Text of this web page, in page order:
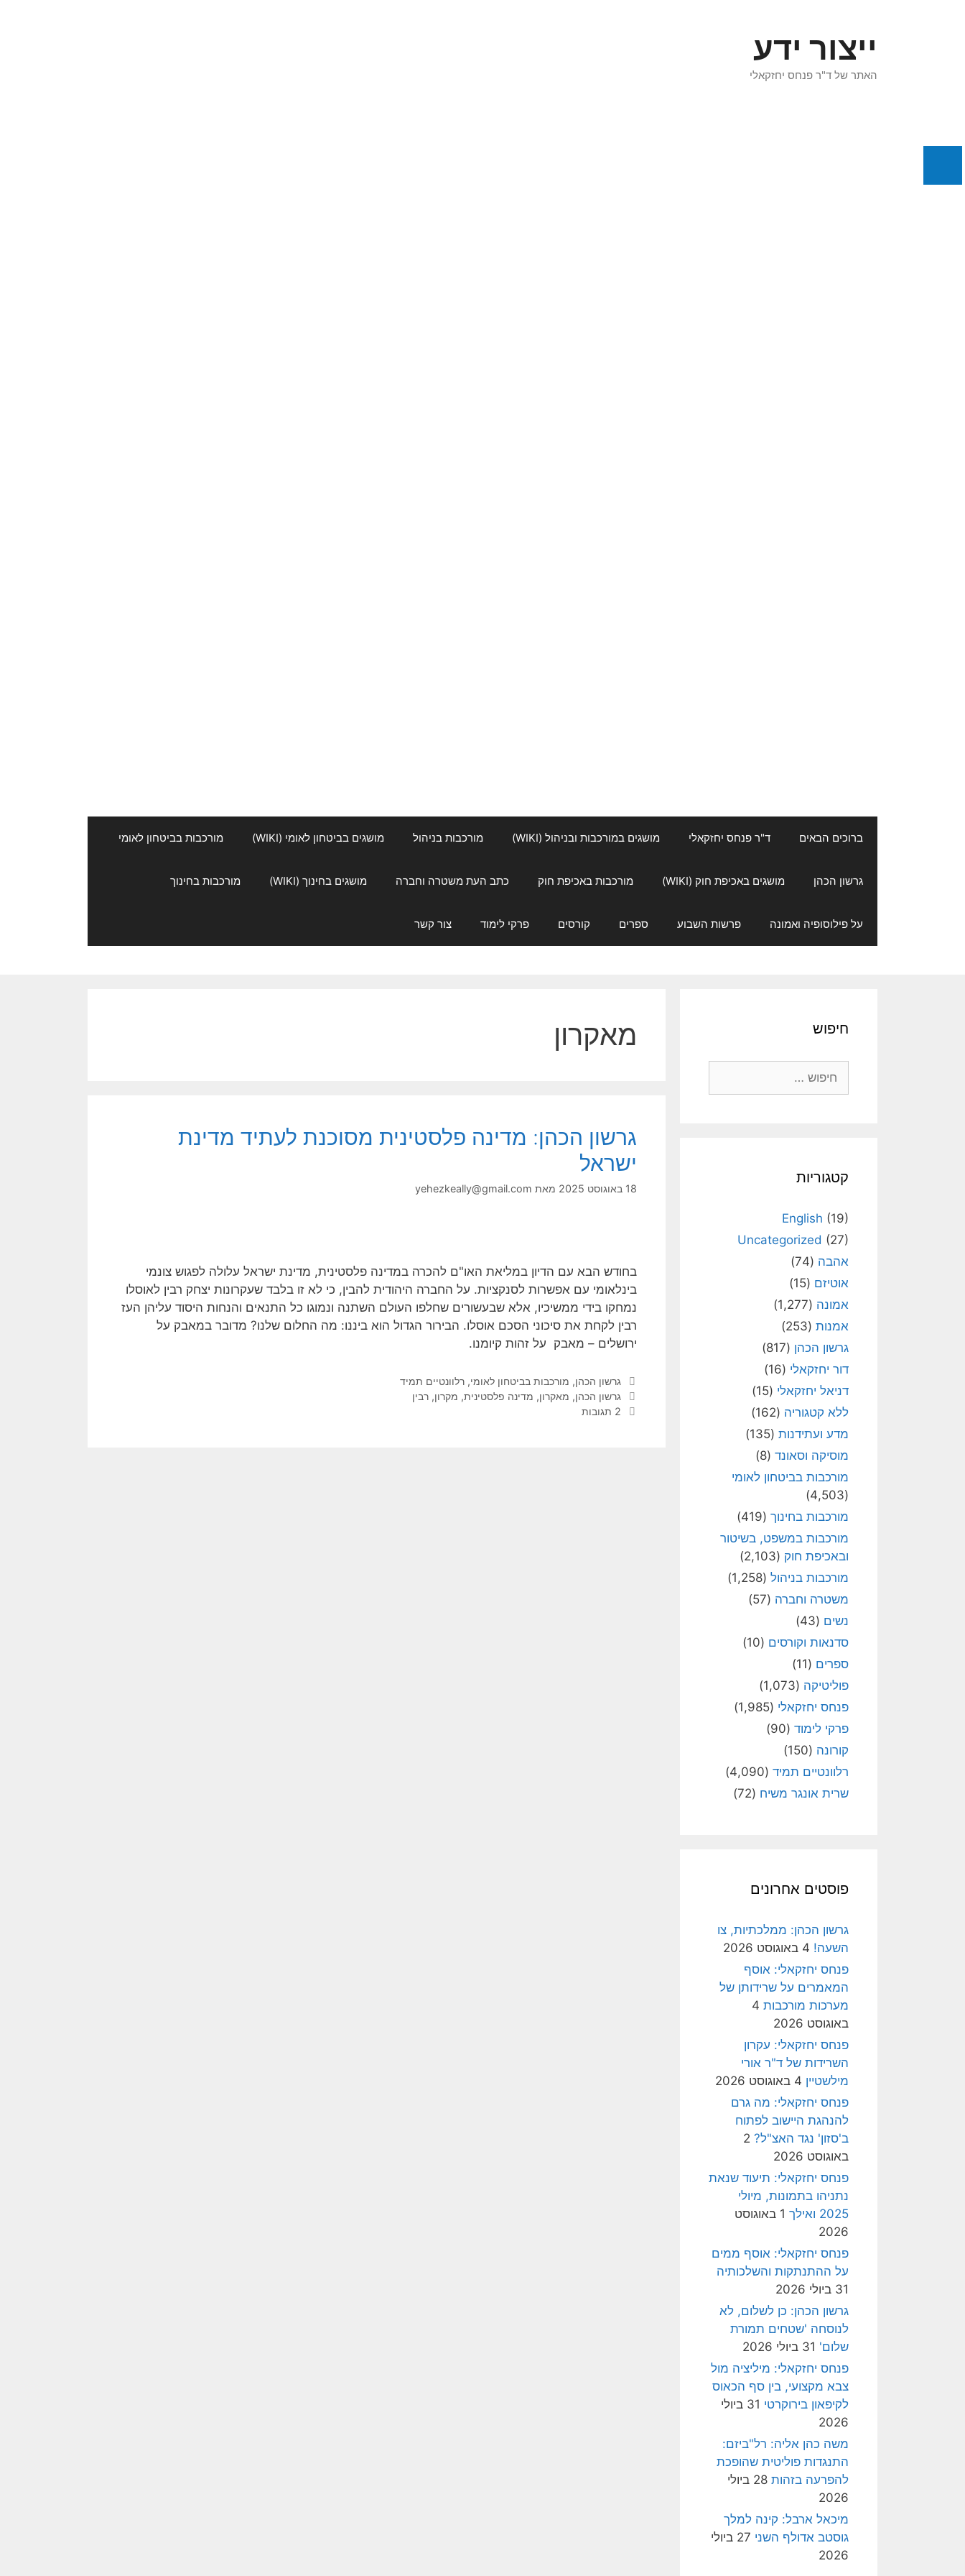
ייצור ידע
האתר של ד"ר פנחס יחזקאלי
ברוכים הבאים ד"ר פנחס יחזקאלי מושגים במורכבות ובניהול (WIKI) מורכבות בניהול מושגים בביטחון לאומי (WIKI) מורכבות בביטחון לאומי
גרשון הכהן מושגים באכיפת חוק (WIKI) מורכבות באכיפת חוק כתב העת משטרה וחברה מושגים בחינוך (WIKI) מורכבות בחינוך
על פילוסופיה ואמונה פרשות השבוע ספרים קורסים פרקי לימוד צור קשר
מאקרון
גרשון הכהן: מדינה פלסטינית מסוכנת לעתיד מדינת
ישראל
18 באוגוסט 2025 מאת yehezkeally@gmail.com
בחודש הבא עם הדיון במליאת האו"ם להכרה במדינה פלסטינית, מדינת ישראל עלולה לפגוש צונמי
בינלאומי עם אפשרות לסנקציות. על החברה היהודית להבין, כי לא זו בלבד שעקרונות יצחק רבין לאוסלו
נמחקו בידי ממשיכיו, אלא שבעשורים שחלפו העולם השתנה ונמוגו כל התנאים והנחות היסוד עליהן העז
רבין לקחת את סיכוני הסכם אוסלו. הבירור הגדול הוא ביננו: מה החלום שלנו? מדובר במאבק על
ירושלים – מאבק על זהות קיומנו.
קטגוריות
גרשון הכהן, מורכבות בביטחון לאומי, רלוונטיים תמיד
תגיות
גרשון הכהן, מאקרון, מדינה פלסטינית, מקרון, רבין
2 תגובות
חיפוש
קטגוריות
English (19)
Uncategorized (27)
אהבה (74)
אוטיזם (15)
אמונה (1,277)
אמנות (253)
גרשון הכהן (817)
דור יחזקאלי (16)
דניאל יחזקאלי (15)
ללא קטגוריה (162)
מדע ועתידנות (135)
מוסיקה וסאונד (8)
מורכבות בביטחון לאומי
(4,503)
מורכבות בחינוך (419)
מורכבות במשפט, בשיטור
ובאכיפת חוק (2,103)
מורכבות בניהול (1,258)
משטרה וחברה (57)
נשים (43)
סדנאות וקורסים (10)
ספרים (11)
פוליטיקה (1,073)
פנחס יחזקאלי (1,985)
פרקי לימוד (90)
קורונה (150)
רלוונטיים תמיד (4,090)
שרית אונגר משיח (72)
פוסטים אחרונים
גרשון הכהן: ממלכתיות, צו
השעה! 4 באוגוסט 2026
פנחס יחזקאלי: אוסף
המאמרים על שרידותן של
מערכות מורכבות 4
באוגוסט 2026
פנחס יחזקאלי: עקרון
השרידות של ד"ר אורי
מילשטיין 4 באוגוסט 2026
פנחס יחזקאלי: מה גרם
להנהגת היישוב לפתוח
ב'סזון' נגד האצ"ל? 2
באוגוסט 2026
פנחס יחזקאלי: תיעוד שנאת
נתניהו בתמונות, מיולי
2025 ואילך
1 באוגוסט
2026
פנחס יחזקאלי: אוסף ממים
על ההתנתקות והשלכותיה
31 ביולי 2026
גרשון הכהן: כן לשלום, לא
לנוסחה 'שטחים תמורת
שלום' 31 ביולי 2026
פנחס יחזקאלי: מיליציה מול
צבא מקצועי, בין סף הכאוס
לקיפאון בירוקרטי
31 ביולי
2026
משה כהן אליה: רל"ביזם:
התנגדות פוליטית שהופכת
להפרעה בזהות
28 ביולי
2026
מיכאל ארבל: קינה למלך
גוסטב אדולף השני
27 ביולי
2026